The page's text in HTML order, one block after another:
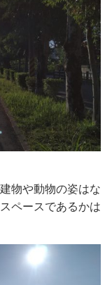
物や動物の姿はな
ペースであるかは